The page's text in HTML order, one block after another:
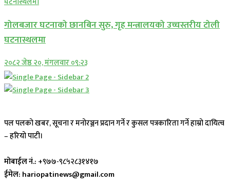
गोलबजार घटनाको छानबिन सुरु, गृह मन्त्रालयको उच्चस्तरीय टोली
घटनास्थलमा
२०८२ जेष्ठ २०, मंगलवार ०९:२३
पल पलको खबर, सूचना र मनोरञ्जन प्रदान गर्ने र कुसल पत्रकारिता गर्ने हाम्रो दायित्व
– हरियो पाटी।
मोबाईल नं.: +९७७-९८५२८३१४१७
ईमेल: hariopatinews@gmail.com